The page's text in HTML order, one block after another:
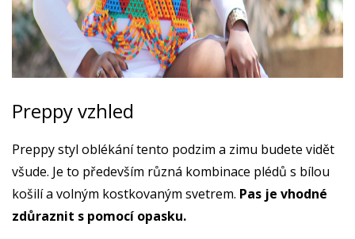
Preppy vzhled
Preppy styl oblékání tento podzim a zimu budete vidět
všude. Je to především různá kombinace plédů s bílou
košilí a volným kostkovaným svetrem. Pas je vhodné
zdůraznit s pomocí opasku.